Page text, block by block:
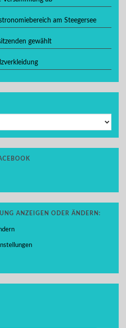
am Steegersee
gewählt
ANZEIGEN ODER ÄNDERN: